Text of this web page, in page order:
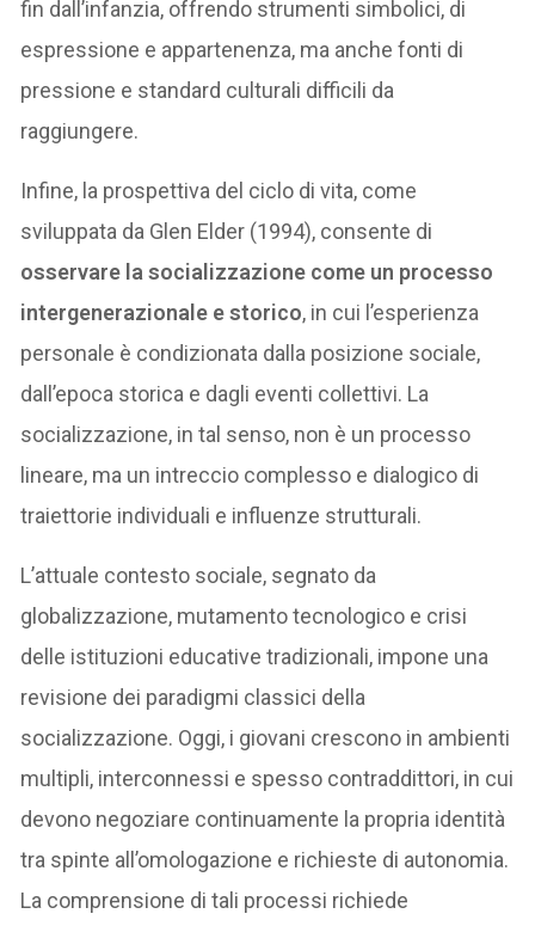
fin dall’infanzia, offrendo strumenti simbolici, di
espressione e appartenenza, ma anche fonti di
pressione e standard culturali difficili da
raggiungere.
Infine, la prospettiva del ciclo di vita, come
sviluppata da Glen Elder (1994), consente di
osservare la socializzazione come un processo
intergenerazionale e storico, in cui l’esperienza
personale è condizionata dalla posizione sociale,
dall’epoca storica e dagli eventi collettivi. La
socializzazione, in tal senso, non è un processo
lineare, ma un intreccio complesso e dialogico di
traiettorie individuali e influenze strutturali.
L’attuale contesto sociale, segnato da
globalizzazione, mutamento tecnologico e crisi
delle istituzioni educative tradizionali, impone una
revisione dei paradigmi classici della
socializzazione. Oggi, i giovani crescono in ambienti
multipli, interconnessi e spesso contraddittori, in cui
devono negoziare continuamente la propria identità
tra spinte all’omologazione e richieste di autonomia.
La comprensione di tali processi richiede